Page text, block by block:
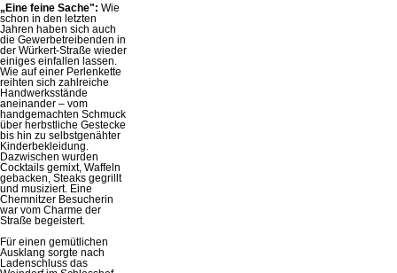
„Eine feine Sache": Wie
schon in den letzten
Jahren haben sich auch
die Gewerbetreibenden in
der Würkert-Straße wieder
einiges einfallen lassen.
Wie auf einer Perlenkette
reihten sich zahlreiche
Handwerksstände
aneinander – vom
handgemachten Schmuck
über herbstliche Gestecke
bis hin zu selbstgenähter
Kinderbekleidung.
Dazwischen wurden
Cocktails gemixt, Waffeln
gebacken, Steaks gegrillt
und musiziert. Eine
Chemnitzer Besucherin
war vom Charme der
Straße begeistert.
Für einen gemütlichen
Ausklang sorgte nach
Ladenschluss das